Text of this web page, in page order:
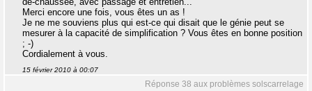
Merci encore une fois, vous êtes un as !
Je ne me souviens plus qui est-ce qui disait que le génie peut se
mesurer à la capacité de simplification ? Vous êtes en bonne position
; -)
Cordialement à vous.
15 février 2010 à 00:07
Réponse 38 aux problèmes solscarrelage